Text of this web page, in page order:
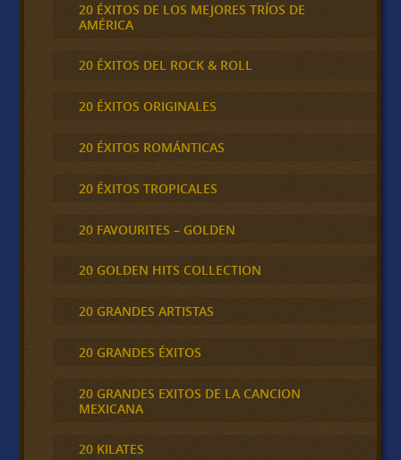
20 ÉXITOS DE LOS MEJORES TRÍOS DE
AMÉRICA
20 ÉXITOS DEL ROCK & ROLL
20 ÉXITOS ORIGINALES
20 ÉXITOS ROMÁNTICAS
20 ÉXITOS TROPICALES
20 FAVOURITES – GOLDEN
20 GOLDEN HITS COLLECTION
20 GRANDES ARTISTAS
20 GRANDES ÉXITOS
20 GRANDES EXITOS DE LA CANCION
MEXICANA
20 KILATES